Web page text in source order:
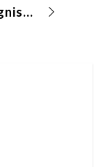
Benutzerdefinierte Ereignisse erstellen